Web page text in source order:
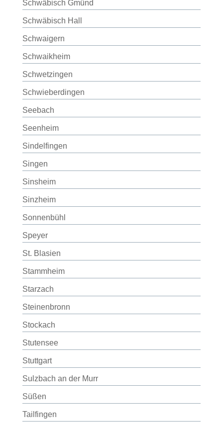
Schwäbisch Gmünd
Schwäbisch Hall
Schwaigern
Schwaikheim
Schwetzingen
Schwieberdingen
Seebach
Seenheim
Sindelfingen
Singen
Sinsheim
Sinzheim
Sonnenbühl
Speyer
St. Blasien
Stammheim
Starzach
Steinenbronn
Stockach
Stutensee
Stuttgart
Sulzbach an der Murr
Süßen
Tailfingen